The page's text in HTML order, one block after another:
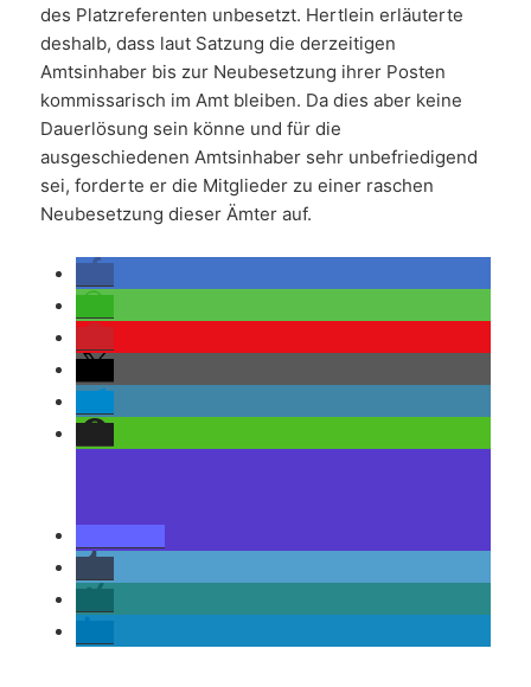
des Platzreferenten unbesetzt. Hertlein erläuterte
deshalb, dass laut Satzung die derzeitigen
Amtsinhaber bis zur Neubesetzung ihrer Posten
kommissarisch im Amt bleiben. Da dies aber keine
Dauerlösung sein könne und für die
ausgeschiedenen Amtsinhaber sehr unbefriedigend
sei, forderte er die Mitglieder zu einer raschen
Neubesetzung dieser Ämter auf.